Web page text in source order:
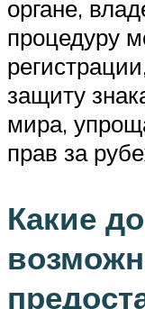
органе,
процедуру
защиту
мира,
прав за
Какие